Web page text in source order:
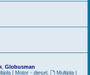
Globusman
| Motor - diesel,
Multipla |